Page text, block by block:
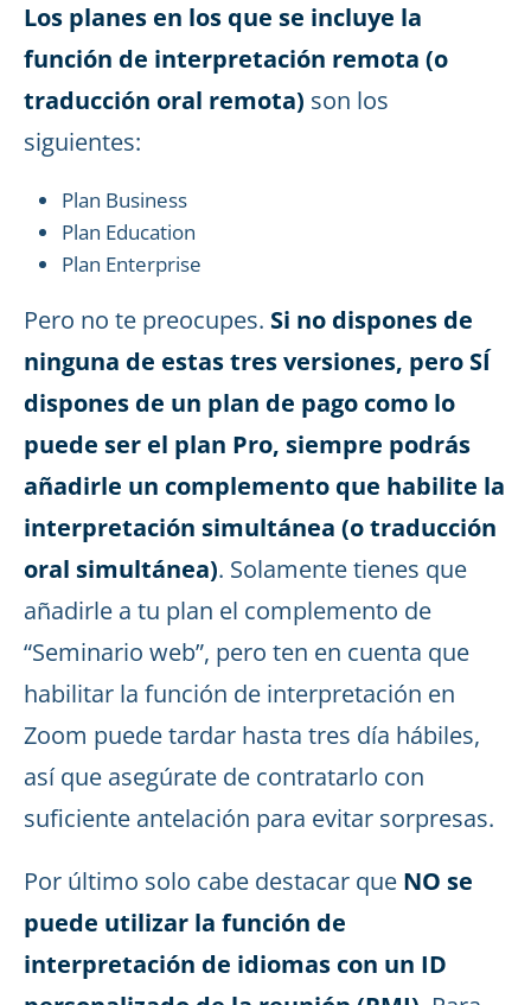
Los planes en los que se incluye la
función de interpretación remota (o
traducción oral remota) son los
siguientes:
Plan Business
Plan Education
Plan Enterprise
Pero no te preocupes. Si no dispones de
ninguna de estas tres versiones, pero SÍ
dispones de un plan de pago como lo
puede ser el plan Pro, siempre podrás
añadirle un complemento que habilite la
interpretación simultánea (o traducción
oral simultánea). Solamente tienes que
añadirle a tu plan el complemento de
“Seminario web”, pero ten en cuenta que
habilitar la función de interpretación en
Zoom puede tardar hasta tres día hábiles,
así que asegúrate de contratarlo con
suficiente antelación para evitar sorpresas.
Por último solo cabe destacar que NO se
puede utilizar la función de
interpretación de idiomas con un ID